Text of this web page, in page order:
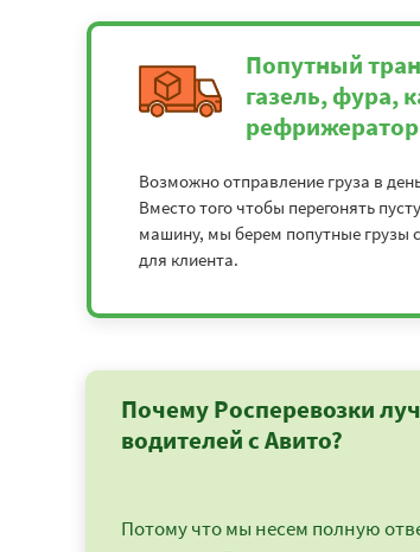
Попутный
газель, фура,
рефрижератор
Возможно отправление груза в
Вместо того чтобы перегонять
машину, мы берем попутные грузы
для клиента.
Почему Росперевозки
водителей с Авито?
Потому что мы несем полную